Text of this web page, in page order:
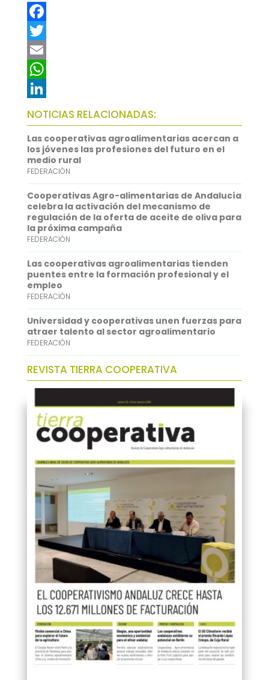
F
a
c
e
b
o
o
k
T
w
t
t
e
r
E
m
a
i
l
W
h
a
t
s
A
p
p
L
i
n
k
e
d
I
n
NOTICIAS RELACIONADAS:
Las cooperativas agroalimentarias acercan a
los jóvenes las profesiones del futuro en el
medio rural
FEDERACIÓN
Cooperativas Agro-alimentarias de Andalucía
celebra la activación del mecanismo de
regulación de la oferta de aceite de oliva para
la próxima campaña
FEDERACIÓN
Las cooperativas agroalimentarias tienden
puentes entre la formación profesional y el
empleo
FEDERACIÓN
Universidad y cooperativas unen fuerzas para
atraer talento al sector agroalimentario
FEDERACIÓN
REVISTA TIERRA COOPERATIVA